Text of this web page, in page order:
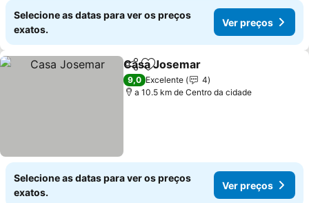
Selecione as datas para ver os preços
exatos.
Ver preços
PartilharAdicionar aos favoritos
Casa Josemar
9,0 Excelente
4
a 10.5 km de Centro da cidade
Selecione as datas para ver os preços
exatos.
Ver preços